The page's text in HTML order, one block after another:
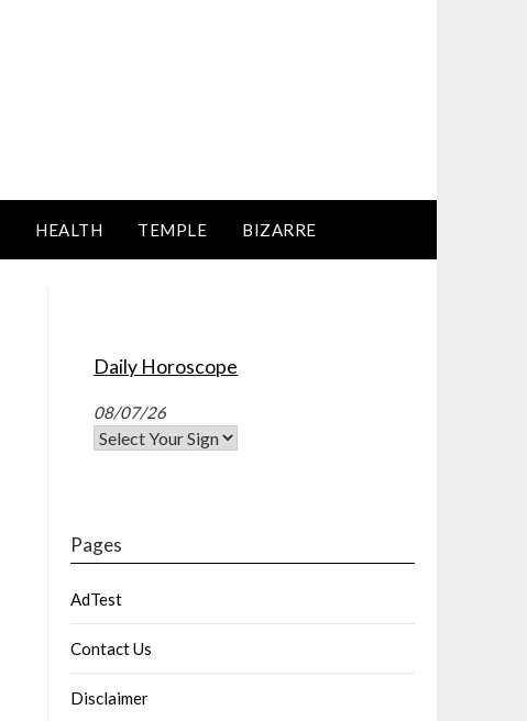
HEALTH TEMPLE BIZARRE
Daily Horoscope
08/07/26
Pages
AdTest
Contact Us
Disclaimer